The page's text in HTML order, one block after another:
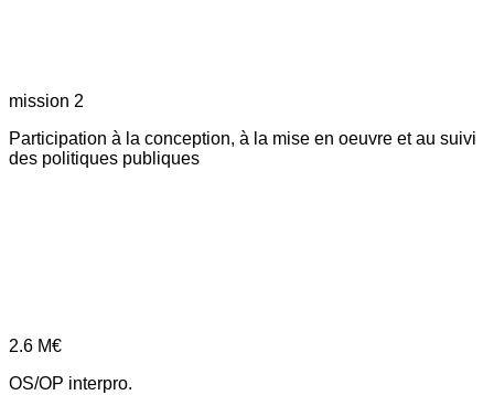
mission 2
Participation à la conception, à la mise en oeuvre et au suivi
des politiques publiques
2.6 M€
OS/OP interpro.